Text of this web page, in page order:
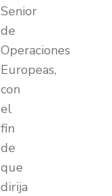
Senior
de
Operaciones
Europeas,
con
el
fin
de
que
dirija